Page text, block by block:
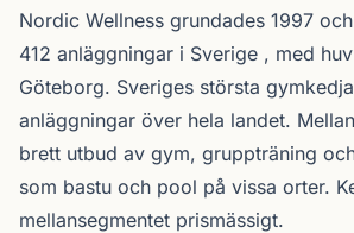
Nordic Wellness grundades 1997
412 anläggningar i Sverige , med
Göteborg. Sveriges största
anläggningar över hela landet.
brett utbud av gym, gruppträning
som bastu och pool på vissa orter.
mellansegmentet prismässigt.